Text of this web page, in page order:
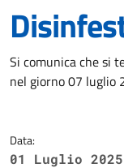
Dettagli
Si comunica che si
nel giorno 07 luglio
Data:
01 Luglio 2025